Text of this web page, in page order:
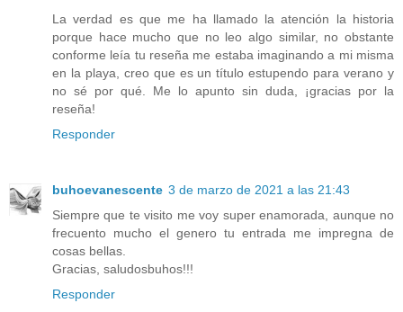
La verdad es que me ha llamado la atención la historia
porque hace mucho que no leo algo similar, no obstante
conforme leía tu reseña me estaba imaginando a mi misma
en la playa, creo que es un título estupendo para verano y
no sé por qué. Me lo apunto sin duda, ¡gracias por la
reseña!
Responder
buhoevanescente 3 de marzo de 2021 a las 21:43
Siempre que te visito me voy super enamorada, aunque no
frecuento mucho el genero tu entrada me impregna de
cosas bellas.
Gracias, saludosbuhos!!!
Responder